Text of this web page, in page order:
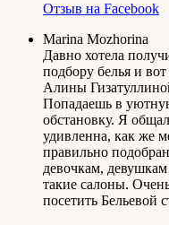
Отзыв на Facebook
Marina Mozhorina
Давно хотела
подбору белья и
Алины
Попадаешь в
обстановку. Я
удивленна, как же
правильно
девочкам,
такие салоны.
посетить Бельевой